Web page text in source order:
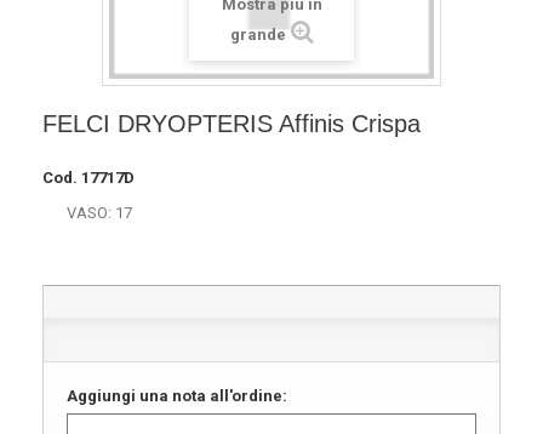
Mostra più in
grande
FELCI DRYOPTERIS Affinis Crispa
Cod. 17717D
VASO: 17
Aggiungi una nota all'ordine: